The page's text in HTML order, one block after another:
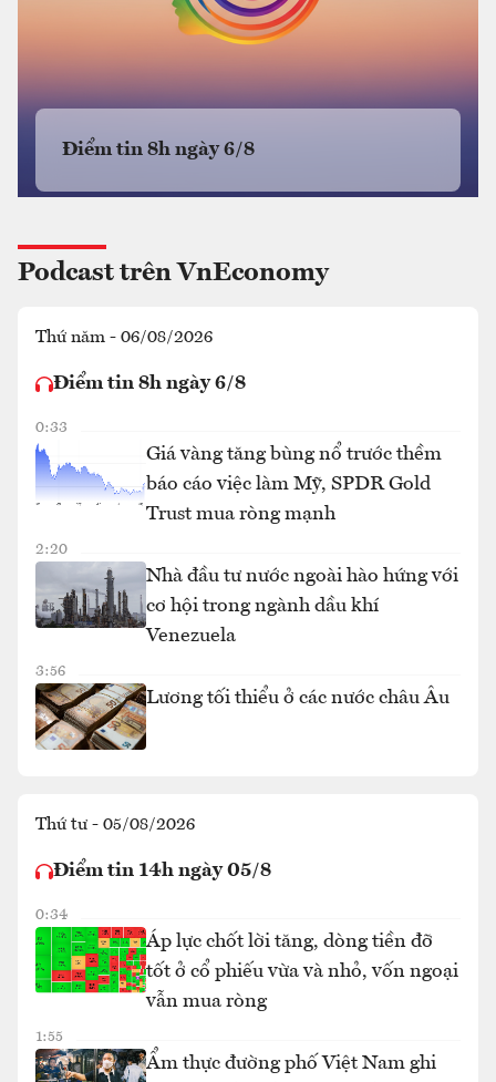
Điểm tin 8h ngày 6/8
Podcast trên VnEconomy
Thứ năm - 06/08/2026
Điểm tin 8h ngày 6/8
0:33
Giá vàng tăng bùng nổ trước thềm
báo cáo việc làm Mỹ, SPDR Gold
Trust mua ròng mạnh
2:20
Nhà đầu tư nước ngoài hào hứng với
cơ hội trong ngành dầu khí
Venezuela
3:56
Lương tối thiểu ở các nước châu Âu
Thứ tư - 05/08/2026
Điểm tin 14h ngày 05/8
0:34
Áp lực chốt lời tăng, dòng tiền đỡ
tốt ở cổ phiếu vừa và nhỏ, vốn ngoại
vẫn mua ròng
1:55
Ẩm thực đường phố Việt Nam ghi